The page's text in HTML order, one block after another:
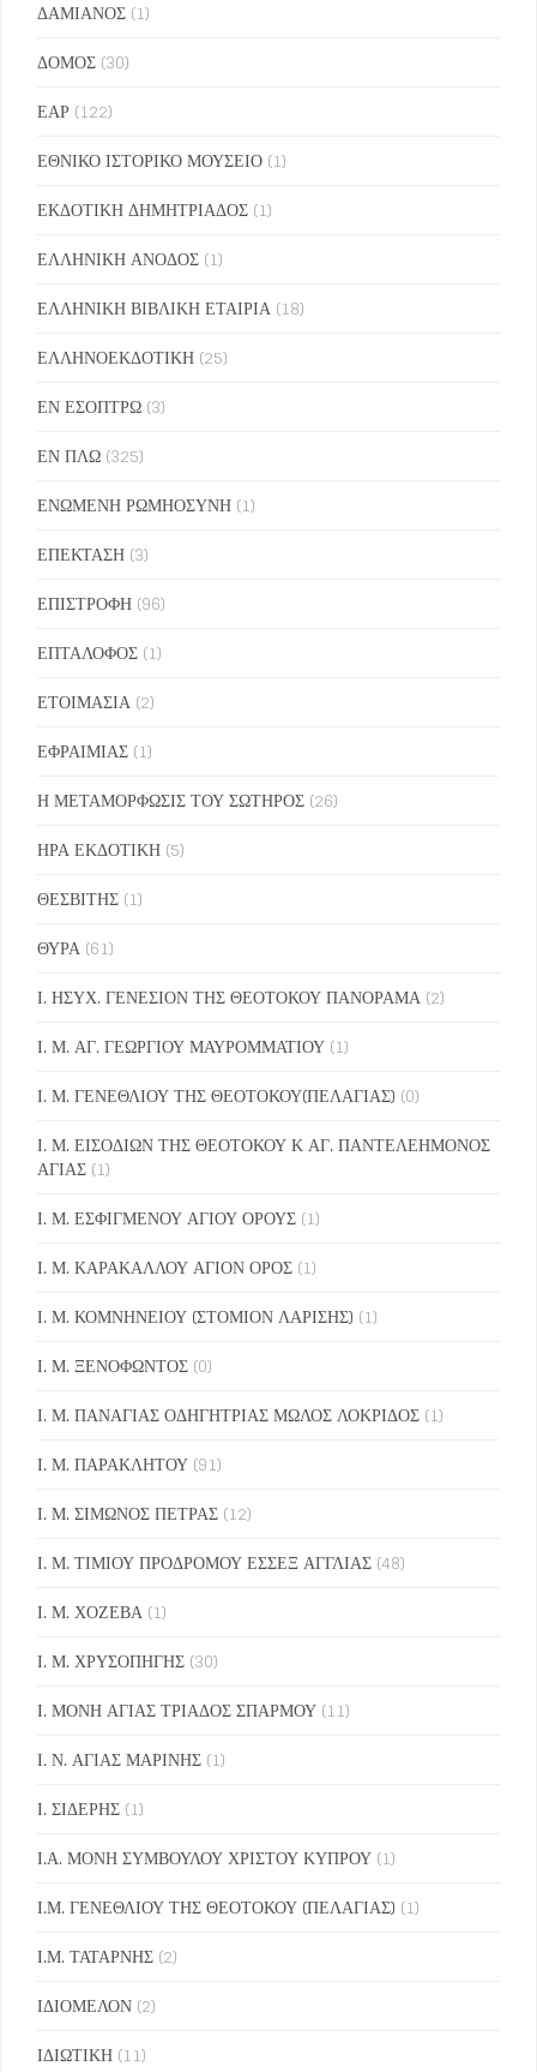
ΔΑΜΙΑΝΟΣ (1)
ΔΟΜΟΣ (30)
ΕΑΡ (122)
ΕΘΝΙΚΟ ΙΣΤΟΡΙΚΟ ΜΟΥΣΕΙΟ (1)
ΕΚΔΟΤΙΚΗ ΔΗΜΗΤΡΙΑΔΟΣ (1)
ΕΛΛΗΝΙΚΗ ΑΝΟΔΟΣ (1)
ΕΛΛΗΝΙΚΗ ΒΙΒΛΙΚΗ ΕΤΑΙΡΙΑ (18)
ΕΛΛΗΝΟΕΚΔΟΤΙΚΗ (25)
ΕΝ ΕΣΟΠΤΡΩ (3)
ΕΝ ΠΛΩ (325)
ΕΝΩΜΕΝΗ ΡΩΜΗΟΣΥΝΗ (1)
ΕΠΕΚΤΑΣΗ (3)
ΕΠΙΣΤΡΟΦΗ (96)
ΕΠΤΑΛΟΦΟΣ (1)
ΕΤΟΙΜΑΣΙΑ (2)
ΕΦΡΑΙΜΙΑΣ (1)
Η ΜΕΤΑΜΟΡΦΩΣΙΣ ΤΟΥ ΣΩΤΗΡΟΣ (26)
ΗΡΑ ΕΚΔΟΤΙΚΗ (5)
ΘΕΣΒΙΤΗΣ (1)
ΘΥΡΑ (61)
Ι. ΗΣΥΧ. ΓΕΝΕΣΙΟΝ ΤΗΣ ΘΕΟΤΟΚΟΥ ΠΑΝΟΡΑΜΑ (2)
Ι. Μ. ΑΓ. ΓΕΩΡΓΙΟΥ ΜΑΥΡΟΜΜΑΤΙΟΥ (1)
Ι. Μ. ΓΕΝΕΘΛΙΟΥ ΤΗΣ ΘΕΟΤΟΚΟΥ(ΠΕΛΑΓΙΑΣ) (0)
Ι. Μ. ΕΙΣΟΔΙΩΝ ΤΗΣ ΘΕΟΤΟΚΟΥ Κ ΑΓ. ΠΑΝΤΕΛΕΗΜΟΝΟΣ
ΑΓΙΑΣ (1)
Ι. Μ. ΕΣΦΙΓΜΕΝΟΥ ΑΓΙΟΥ ΟΡΟΥΣ (1)
Ι. Μ. ΚΑΡΑΚΑΛΛΟΥ ΑΓΙΟΝ ΟΡΟΣ (1)
Ι. Μ. ΚΟΜΝΗΝΕΙΟΥ (ΣΤΟΜΙΟΝ ΛΑΡΙΣΗΣ) (1)
Ι. Μ. ΞΕΝΟΦΩΝΤΟΣ (0)
Ι. Μ. ΠΑΝΑΓΙΑΣ ΟΔΗΓΗΤΡΙΑΣ ΜΩΛΟΣ ΛΟΚΡΙΔΟΣ (1)
Ι. Μ. ΠΑΡΑΚΛΗΤΟΥ (91)
Ι. Μ. ΣΙΜΩΝΟΣ ΠΕΤΡΑΣ (12)
Ι. Μ. ΤΙΜΙΟΥ ΠΡΟΔΡΟΜΟΥ ΕΣΣΕΞ ΑΓΓΛΙΑΣ (48)
Ι. Μ. ΧΟΖΕΒΑ (1)
Ι. Μ. ΧΡΥΣΟΠΗΓΗΣ (30)
Ι. ΜΟΝΗ ΑΓΙΑΣ ΤΡΙΑΔΟΣ ΣΠΑΡΜΟΥ (11)
Ι. Ν. ΑΓΙΑΣ ΜΑΡΙΝΗΣ (1)
Ι. ΣΙΔΕΡΗΣ (1)
Ι.Α. ΜΟΝΗ ΣΥΜΒΟΥΛΟΥ ΧΡΙΣΤΟΥ ΚΥΠΡΟΥ (1)
Ι.Μ. ΓΕΝΕΘΛΙΟΥ ΤΗΣ ΘΕΟΤΟΚΟΥ (ΠΕΛΑΓΙΑΣ) (1)
Ι.Μ. ΤΑΤΑΡΝΗΣ (2)
ΙΔΙΟΜΕΛΟΝ (2)
ΙΔΙΩΤΙΚΗ (11)